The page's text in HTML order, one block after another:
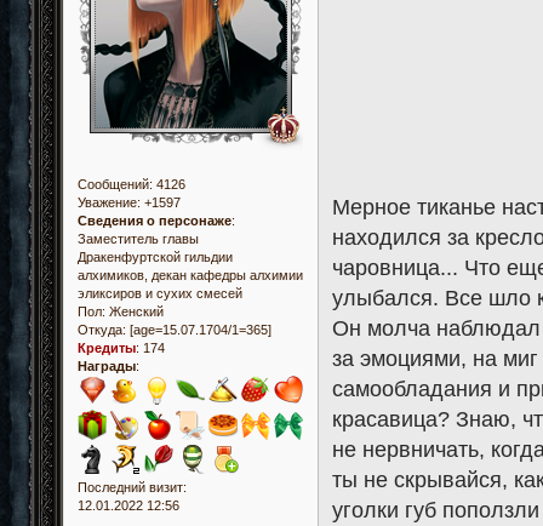
Сообщений: 4126
Уважение: +1597
Сведения о персонаже:
Заместитель главы
Дракенфуртской гильдии
алхимиков, декан кафедры алхимии
эликсиров и сухих смесей
Пол: Женский
Откуда: [age=15.07.1704/1=365]
Кредиты: 174
Награды:
Последний визит:
12.01.2022 12:56
Мерное тиканье
находился за
чаровница... Что
улыбался. Все шло
Он молча
за эмоциями, на
самообладания и
красавица? Знаю,
не нервничать,
ты не скрывайся,
уголки губ